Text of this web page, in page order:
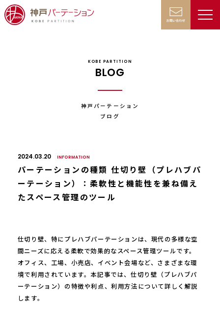
KOBE PARTITION
BLOG
神戸パーテーション
ブログ
2024.03.20 INFORMATION
パーテーションの種類 仕切り壁（プレハブパ
ーテーション）：柔軟性と機能性を兼ね備え
たスペース管理のツール
仕切り壁、特にプレハブパーテーションは、現代の多様な空
間ニーズに応える柔軟で効果的なスペース管理ツールです。
オフィス、工場、小売店、イベント会場など、さまざまな環
境で利用されています。本記事では、仕切り壁（プレハブパ
ーテーション）の特徴や利点、利用方法について詳しく解説
します。